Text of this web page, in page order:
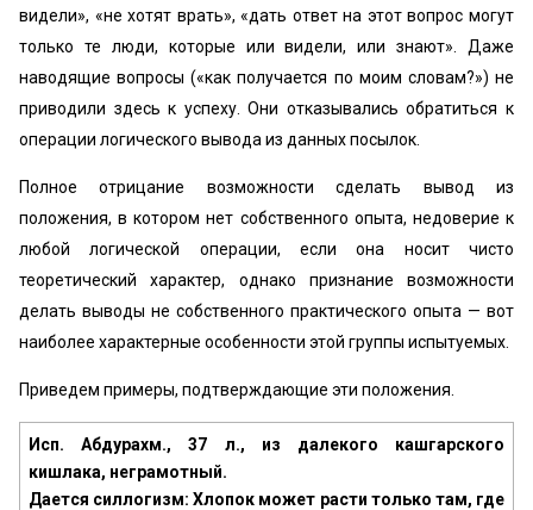
видели», «не хотят врать», «дать ответ на этот вопрос могут
только те люди, которые или видели, или знают». Даже
наводящие вопросы («как получается по моим словам?») не
приводили здесь к успеху. Они отказывались обратиться к
операции логического вывода из данных посылок.
Полное отрицание возможности сделать вывод из
положения, в котором нет собственного опыта, недоверие к
любой логической операции, если она носит чисто
теоретический характер, однако признание возможности
делать выводы не собственного практического опыта — вот
наиболее характерные особенности этой группы испытуемых.
Приведем примеры, подтверждающие эти положения.
Исп. Абдурахм., 37 л., из далекого кашгарского
кишлака, неграмотный.
Дается силлогизм: Хлопок может расти только там, где